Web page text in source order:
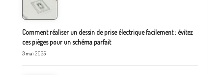
Comment réaliser un dessin de prise électrique facilement : évitez
ces pièges pour un schéma parfait
3 mai 2025